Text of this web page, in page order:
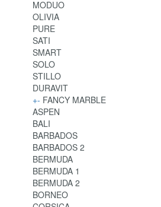
MODUO
OLIVIA
PURE
SATI
SMART
SOLO
STILLO
DURAVIT
+- FANCY MARBLE
ASPEN
BALI
BARBADOS
BARBADOS 2
BERMUDA
BERMUDA 1
BERMUDA 2
BORNEO